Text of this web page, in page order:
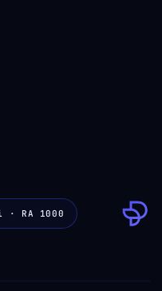
· RA 1000